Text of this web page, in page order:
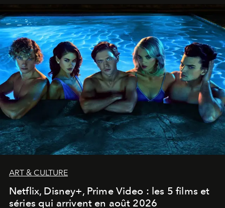
ART & CULTURE
Netflix, Disney+, Prime Video : les 5 films et
séries qui arrivent en août 2026